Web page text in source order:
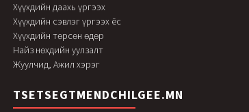
Хүүхдийн даахь үргээх
Хүүхдийн сэвлэг үргээх ёс
Хүүхдийн төрсөн өдөр
Найз нөхдийн уулзалт
Жуулчид, Ажил хэрэг
TSETSEGTMENDCHILGEE.MN